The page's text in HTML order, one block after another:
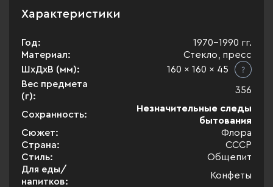
Характеристики
Год:
1970-1990 гг.
Материал:
Стекло, пресс
ШхДхВ (мм):
160 x 160 x 45
Вес предмета
(г):
356
Сохранность:
Незначительные следы
бытования
Сюжет:
Флора
Страна:
СССР
Стиль:
Общепит
Для еды/
напитков:
Конфеты